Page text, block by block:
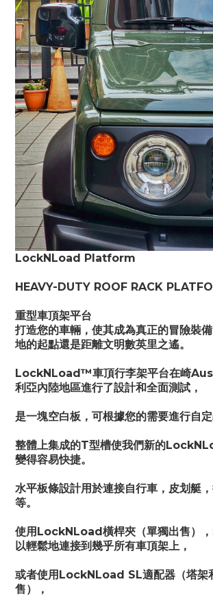
LockNLoad Platform
HEAVY-DUTY ROOF RACK
重型車頂架平台
打造您的車輛，使其成為真正的冒險裝
地的起點還是距離文明數英里之遙。
LockNLoad™車頂行李架平台在崎
利亞內陸地區進行了設計和全面測試，
是一塊空白板，可根據您的需要進行自定
整體上集成的T型槽使我們新的
變得容易快捷。
水平板條設計用於連接自行車，皮划艇
等。
使用LockNLoad橫桿夾（單獨出售）
以輕鬆地連接到幾乎所有車頂架上，
或者使用LockNLoad SL適配器（塔架
售），